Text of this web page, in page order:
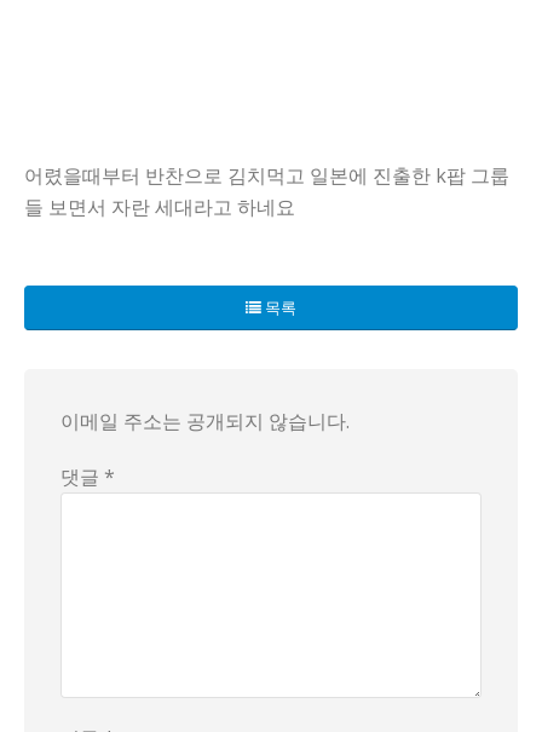
어렸을때부터 반찬으로 김치먹고 일본에 진출한 k팝 그룹
들 보면서 자란 세대라고 하네요
어떤 사람들은 일본의 경제 침체가 치안에도 부정적인 영향
더욱 흥미로운 것은, 1995년 이후 태어난 밀레니얼 세대는
목록
이메일 주소는 공개되지 않습니다.
댓글 *